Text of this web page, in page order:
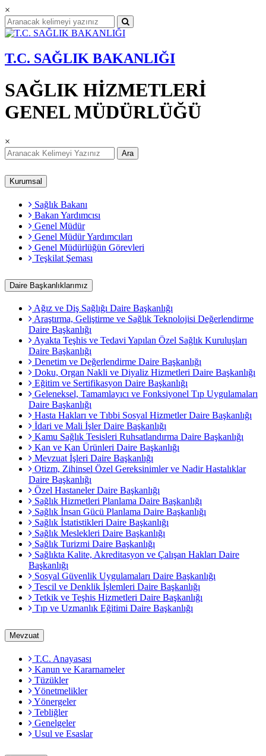
×
T.C. SAĞLIK BAKANLIĞI
SAĞLIK HİZMETLERİ
GENEL MÜDÜRLÜĞÜ
×
Ara
Kurumsal
Sağlık Bakanı
Bakan Yardımcısı
Genel Müdür
Genel Müdür Yardımcıları
Genel Müdürlüğün Görevleri
Teşkilat Şeması
Daire Başkanlıklarımız
Ağız ve Diş Sağlığı Daire Başkanlığı
Araştırma, Geliştirme ve Sağlık Teknolojisi Değerlendirme
Daire Başkanlığı
Ayakta Teşhis ve Tedavi Yapılan Özel Sağlık Kuruluşları
Daire Başkanlığı
Denetim ve Değerlendirme Daire Başkanlığı
Doku, Organ Nakli ve Diyaliz Hizmetleri Daire Başkanlığı
Eğitim ve Sertifikasyon Daire Başkanlığı
Geleneksel, Tamamlayıcı ve Fonksiyonel Tıp Uygulamaları
Daire Başkanlığı
Hasta Hakları ve Tıbbi Sosyal Hizmetler Daire Başkanlığı
İdari ve Mali İşler Daire Başkanlığı
Kamu Sağlık Tesisleri Ruhsatlandırma Daire Başkanlığı
Kan ve Kan Ürünleri Daire Başkanlığı
Mevzuat İşleri Daire Başkanlığı
Otizm, Zihinsel Özel Gereksinimler ve Nadir Hastalıklar
Daire Başkanlığı
Özel Hastaneler Daire Başkanlığı
Sağlık Hizmetleri Planlama Daire Başkanlığı
Sağlık İnsan Gücü Planlama Daire Başkanlığı
Sağlık İstatistikleri Daire Başkanlığı
Sağlık Meslekleri Daire Başkanlığı
Sağlık Turizmi Daire Başkanlığı
Sağlıkta Kalite, Akreditasyon ve Çalışan Hakları Daire
Başkanlığı
Sosyal Güvenlik Uygulamaları Daire Başkanlığı
Tescil ve Denklik İşlemleri Daire Başkanlığı
Tetkik ve Teşhis Hizmetleri Daire Başkanlığı
Tıp ve Uzmanlık Eğitimi Daire Başkanlığı
Mevzuat
T.C. Anayasası
Kanun ve Kararnameler
Tüzükler
Yönetmelikler
Yönergeler
Tebliğler
Genelgeler
Usul ve Esaslar